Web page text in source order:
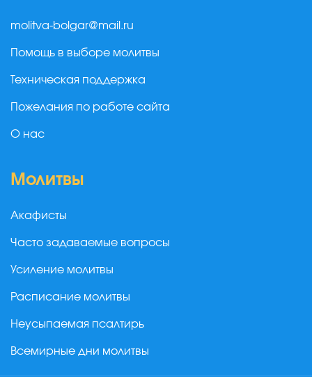
molitva-bolgar@mail.ru
Помощь в выборе молитвы
Техническая поддержка
Пожелания по работе сайта
О нас
Молитвы
Акафисты
Часто задаваемые вопросы
Усиление молитвы
Расписание молитвы
Неусыпаемая псалтирь
Всемирные дни молитвы